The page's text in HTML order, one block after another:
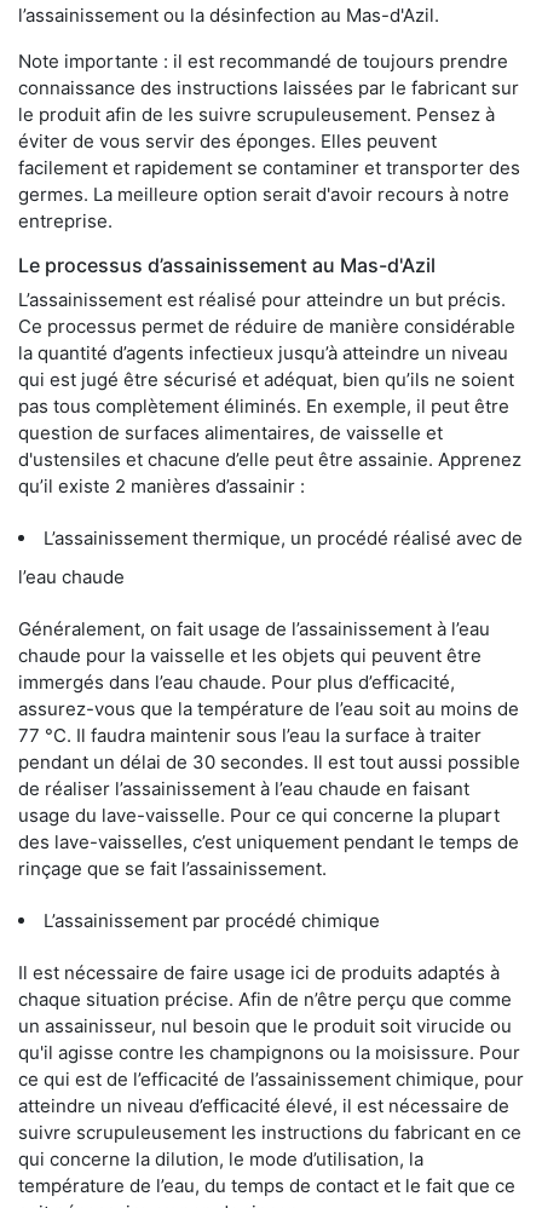
l’assainissement ou la désinfection au Mas-d'Azil.
Note importante : il est recommandé de toujours prendre
connaissance des instructions laissées par le fabricant sur
le produit afin de les suivre scrupuleusement. Pensez à
éviter de vous servir des éponges. Elles peuvent
facilement et rapidement se contaminer et transporter des
germes. La meilleure option serait d'avoir recours à notre
entreprise.
Le processus d’assainissement au Mas-d'Azil
L’assainissement est réalisé pour atteindre un but précis.
Ce processus permet de réduire de manière considérable
la quantité d’agents infectieux jusqu’à atteindre un niveau
qui est jugé être sécurisé et adéquat, bien qu’ils ne soient
pas tous complètement éliminés. En exemple, il peut être
question de surfaces alimentaires, de vaisselle et
d'ustensiles et chacune d’elle peut être assainie. Apprenez
qu’il existe 2 manières d’assainir :
L’assainissement thermique, un procédé réalisé avec de
l’eau chaude
Généralement, on fait usage de l’assainissement à l’eau
chaude pour la vaisselle et les objets qui peuvent être
immergés dans l’eau chaude. Pour plus d’efficacité,
assurez-vous que la température de l’eau soit au moins de
77 °C. Il faudra maintenir sous l’eau la surface à traiter
pendant un délai de 30 secondes. Il est tout aussi possible
de réaliser l’assainissement à l’eau chaude en faisant
usage du lave-vaisselle. Pour ce qui concerne la plupart
des lave-vaisselles, c’est uniquement pendant le temps de
rinçage que se fait l’assainissement.
L’assainissement par procédé chimique
Il est nécessaire de faire usage ici de produits adaptés à
chaque situation précise. Afin de n’être perçu que comme
un assainisseur, nul besoin que le produit soit virucide ou
qu'il agisse contre les champignons ou la moisissure. Pour
ce qui est de l’efficacité de l’assainissement chimique, pour
atteindre un niveau d’efficacité élevé, il est nécessaire de
suivre scrupuleusement les instructions du fabricant en ce
qui concerne la dilution, le mode d’utilisation, la
température de l’eau, du temps de contact et le fait que ce